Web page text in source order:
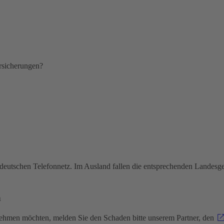
Telefonnetz. Im Ausland fallen die entsprechenden
möchten, melden Sie den Schaden bitte unserem Partner, den